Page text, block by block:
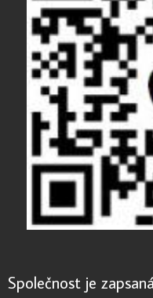
Společnost je